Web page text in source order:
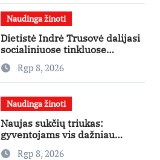
Naudinga žinoti
Dietistė Indrė Trusovė dalijasi
socialiniuose tinkluose
išpopuliarėjusiu lašišos salotų
receptuRgp 8, 2026
Naudinga žinoti
Naujas sukčių triukas:
gyventojams vis dažniau
skambina per „Viber“
Rgp 8, 2026